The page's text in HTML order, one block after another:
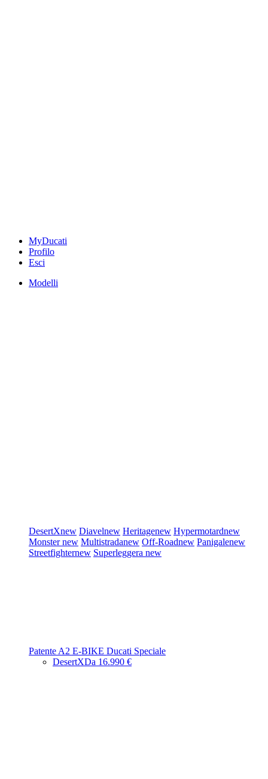
MyDucati
Profilo
Esci
Modelli
DesertXnew Diavelnew Heritagenew Hypermotardnew
Monsternew Multistradanew Off-Roadnew Panigalenew
Streetfighternew Superleggera new
Patente A2 E-BIKE Ducati Speciale
DesertXDa 16.990 €